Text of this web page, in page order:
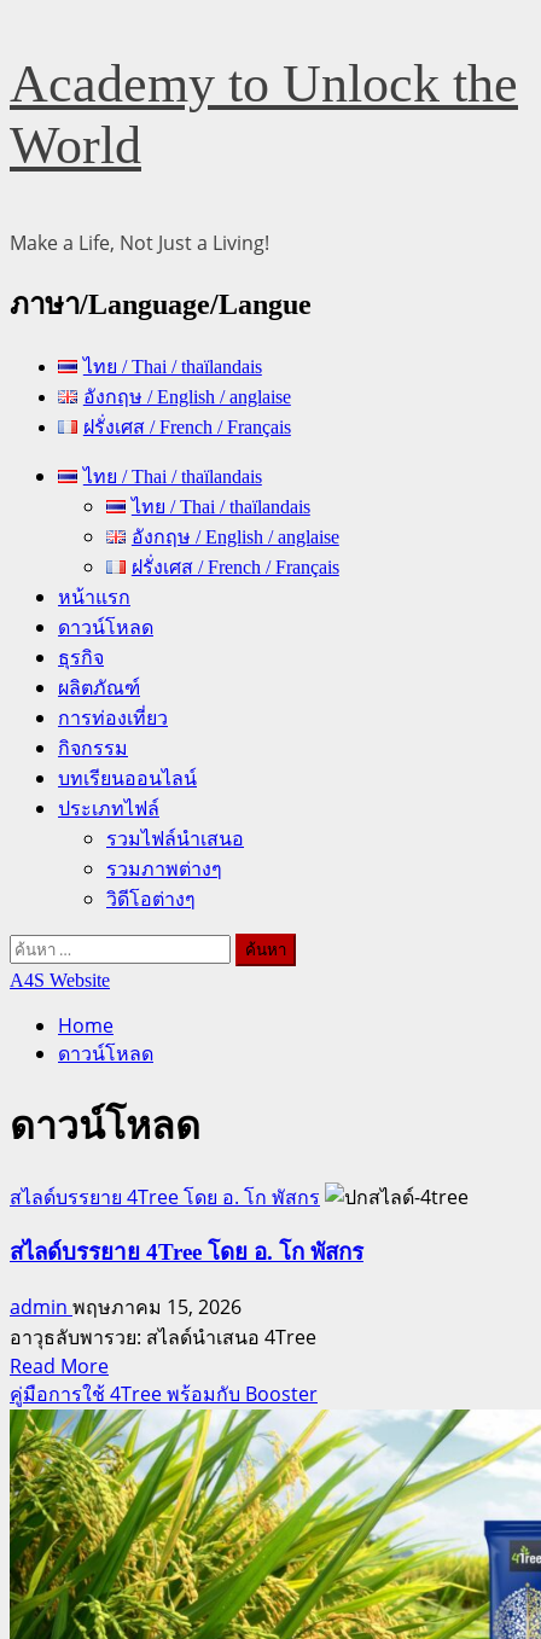
Skip
to
content
Academy to Unlock the
World
Make a Life, Not Just a Living!
ภาษา/Language/Langue
ไทย / Thai / thaïlandais
อังกฤษ / English / anglaise
ฝรั่งเศส / French / Français
Primary ไทย / Thai / thaïlandais
ไทย / Thai / thaïlandais
อังกฤษ / English / anglaise
ฝรั่งเศส / French / Français
หน้าแรก
ดาวน์โหลด
ธุรกิจ
ผลิตภัณฑ์
การท่องเที่ยว
กิจกรรม
บทเรียนออนไลน์
ประเภทไฟล์
รวมไฟล์นำเสนอ
รวมภาพต่างๆ
วิดีโอต่างๆ
ค้นหา
สำหรับ:
A4S Website
Home
ดาวน์โหลด
ดาวน์โหลด
สไลด์บรรยาย 4Tree โดย อ. โก พัสกร
สไลด์บรรยาย 4Tree โดย อ. โก พัสกร
admin พฤษภาคม 15, 2026
อาวุธลับพารวย: สไลด์นำเสนอ 4Tree
Read MoreRead
more
about
สไลด์
บรรยาย
4Tree
โดย
อ.
โก
พัส
คู่มือการใช้ 4Tree พร้อมกับ Booster